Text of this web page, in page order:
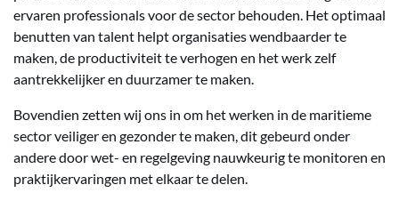
ervaren professionals voor de sector behouden. Het optimaal
benutten van talent helpt organisaties wendbaarder te
maken, de productiviteit te verhogen en het werk zelf
aantrekkelijker en duurzamer te maken.
Bovendien zetten wij ons in om het werken in de maritieme
sector veiliger en gezonder te maken, dit gebeurd onder
andere door wet- en regelgeving nauwkeurig te monitoren en
praktijkervaringen met elkaar te delen.